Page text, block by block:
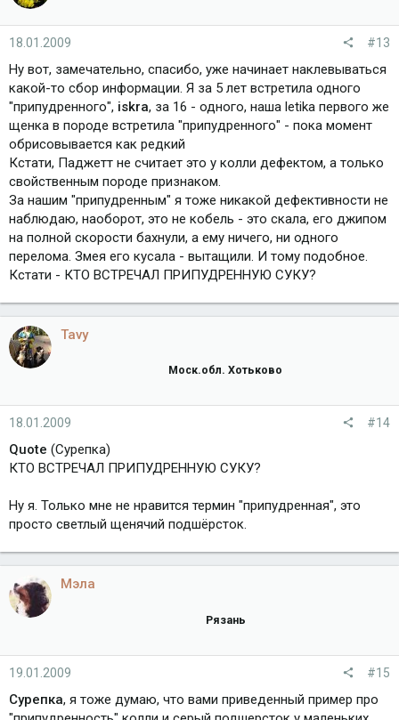
18.01.2009 #13
Ну вот, замечательно, спасибо, уже начинает наклевываться
какой-то сбор информации. Я за 5 лет встретила одного
"припудренного", iskra, за 16 - одного, наша letika первого же
щенка в породе встретила "припудренного" - пока момент
обрисовывается как редкий
Кстати, Паджетт не считает это у колли дефектом, а только
свойственным породе признаком.
За нашим "припудренным" я тоже никакой дефективности не
наблюдаю, наоборот, это не кобель - это скала, его джипом
на полной скорости бахнули, а ему ничего, ни одного
перелома. Змея его кусала - вытащили. И тому подобное.
Кстати - КТО ВСТРЕЧАЛ ПРИПУДРЕННУЮ СУКУ?
Tavy
Моск.обл. Хотьково
18.01.2009 #14
Quote (Сурепка)
КТО ВСТРЕЧАЛ ПРИПУДРЕННУЮ СУКУ?
Ну я. Только мне не нравится термин "припудренная", это
просто светлый щенячий подшёрсток.
Мэла
Рязань
19.01.2009 #15
Сурепка, я тоже думаю, что вами приведенный пример про